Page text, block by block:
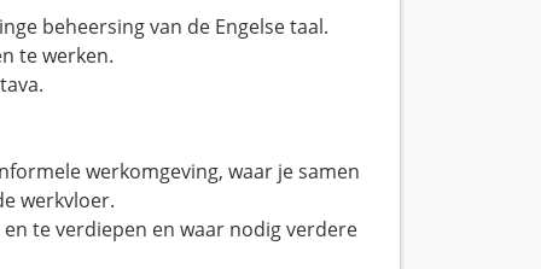
beheersing van de Engelse taal.
te werken.
werkomgeving, waar je samen
werkvloer.
te verdiepen en waar nodig verdere